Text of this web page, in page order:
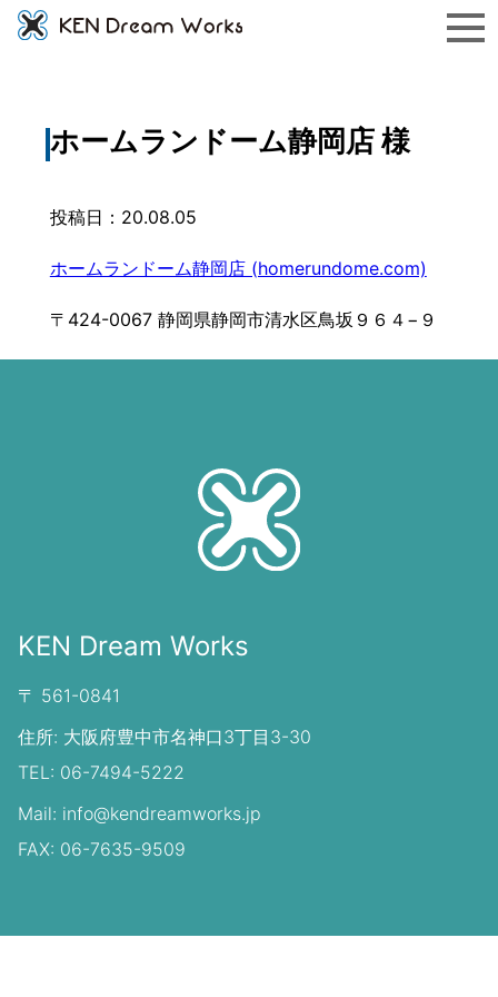
ホームランドーム静岡店 様
投稿日：20.08.05
ホームランドーム静岡店 (homerundome.com)
〒424-0067 静岡県静岡市清水区鳥坂９６４−９
KEN Dream Works
〒 561-0841
住所: 大阪府豊中市名神口3丁目3-30
TEL: 06-7494-5222
Mail: info@kendreamworks.jp
FAX: 06-7635-9509